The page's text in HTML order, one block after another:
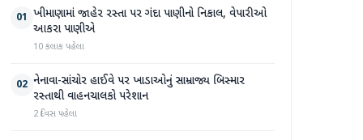
01 ખીમાણામાં જાહેર રસ્તા પર ગંદા પાણીનો નિકાલ, વેપારીઓ
આકરા પાણીએ
10 કલાક પહેલા
02 નેનાવા-સાંચોર હાઈવે પર ખાડાઓનું સામ્રાજ્ય બિસ્માર
રસ્તાથી વાહનચાલકો પરેશાન
2 દિવસ પહેલા